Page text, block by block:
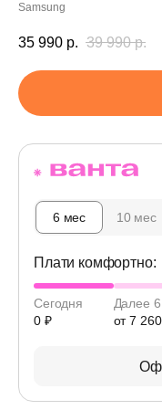
Samsung
35 990 р. 39 990 р.
6 мес 10 мес
Плати комфортно:
Сегодня
0 ₽
Далее
от 7